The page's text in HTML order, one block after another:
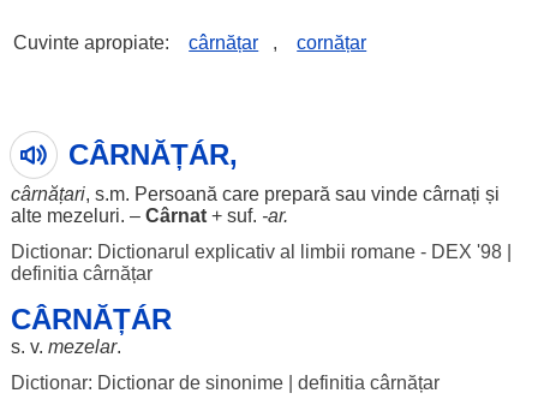
Cuvinte apropiate: cârnățar , cornățar
CÂRNĂȚÁR,
cârnățari, s.m. Persoană care prepară sau vinde cârnați și
alte mezeluri. – Cârnat+ suf. -ar.
Dictionar: Dictionarul explicativ al limbii romane - DEX '98|
definitia cârnățar
CÂRNĂȚÁR
s. v. mezelar.
Dictionar: Dictionar de sinonime| definitia cârnățar